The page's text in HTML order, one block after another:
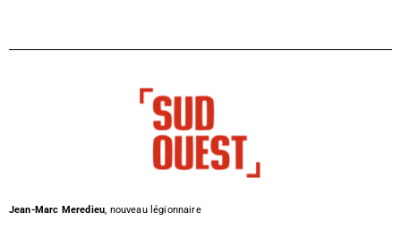
Jean-Marc Meredieu , nouveau légionnaire